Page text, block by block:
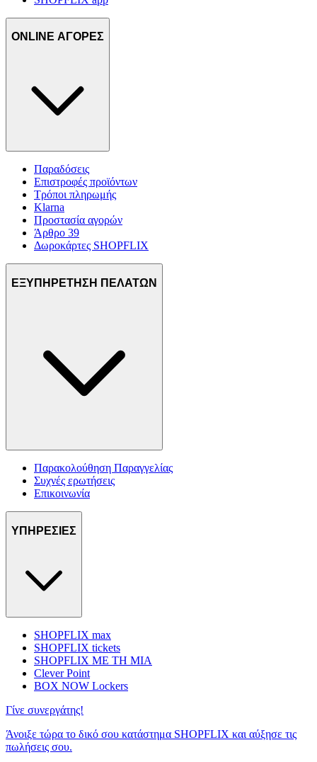
στη συσκευή σας, με σκοπό την προβολή εξατομικευμένων
διαφημίσεων και περιεχομένου, τις μετρήσεις σχετικά με
διαφημίσεις και περιεχόμενο, την καλύτερη εικόνα του κοινού
τοποθεσίας μας στους συνεργάτες μέσων κοινωνικής
δικτύωσης, διαφημίσεων και ανάλυσης.
ONLINE ΑΓΟΡΕΣ
Παραδόσεις
Επιστροφές προϊόντων
Τρόποι πληρωμής
Klarna
Προστασία αγορών
Άρθρο 39
Δωροκάρτες SHOPFLIX
ΕΞΥΠΗΡΕΤΗΣΗ ΠΕΛΑΤΩΝ
Παρακολούθηση Παραγγελίας
Συχνές ερωτήσεις
Επικοινωνία
ΥΠΗΡΕΣΙΕΣ
SHOPFLIX max
SHOPFLIX tickets
SHOPFLIX ΜΕ ΤΗ ΜΙΑ
Clever Point
BOX NOW Lockers
Γίνε συνεργάτης!
Άνοιξε τώρα το δικό σου κατάστημα SHOPFLIX και αύξησε τις
πωλήσεις σου.